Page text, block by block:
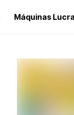
Máquinas